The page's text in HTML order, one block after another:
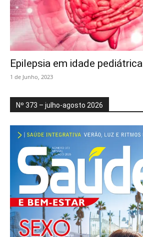
Epilepsia em idade pediátrica
1 de Junho, 2023
Nº 373 – julho-agosto 2026